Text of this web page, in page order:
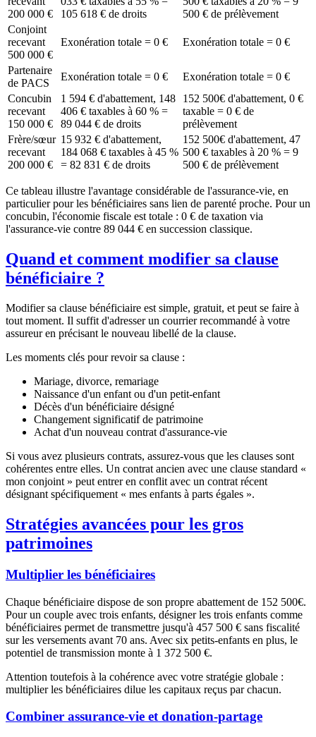
200 000 €
105 618 € de droits
500 € de prélèvement
Conjoint
recevant
500 000 €
Exonération totale = 0 € Exonération totale = 0 €
Partenaire
de PACS
Exonération totale = 0 €
Exonération totale = 0 €
Concubin
recevant
150 000 €
1 594 € d'abattement, 148
406 € taxables à 60 % =
89 044 € de droits
152 500€ d'abattement, 0 €
taxable = 0 € de
prélèvement
Frère/sœur
recevant
200 000 €
15 932 € d'abattement,
184 068 € taxables à 45 %
= 82 831 € de droits
152 500€ d'abattement, 47
500 € taxables à 20 % = 9
500 € de prélèvement
Ce tableau illustre l'avantage considérable de l'assurance-vie, en
particulier pour les bénéficiaires sans lien de parenté proche. Pour un
concubin, l'économie fiscale est totale : 0 € de taxation via
l'assurance-vie contre 89 044 € en succession classique.
Quand et comment modifier sa clause
bénéficiaire ?
Modifier sa clause bénéficiaire est simple, gratuit, et peut se faire à
tout moment. Il suffit d'adresser un courrier recommandé à votre
assureur en précisant le nouveau libellé de la clause.
Les moments clés pour revoir sa clause :
Mariage, divorce, remariage
Naissance d'un enfant ou d'un petit-enfant
Décès d'un bénéficiaire désigné
Changement significatif de patrimoine
Achat d'un nouveau contrat d'assurance-vie
Si vous avez plusieurs contrats, assurez-vous que les clauses sont
cohérentes entre elles. Un contrat ancien avec une clause standard «
mon conjoint » peut entrer en conflit avec un contrat récent
désignant spécifiquement « mes enfants à parts égales ».
Stratégies avancées pour les gros
patrimoines
Multiplier les bénéficiaires
Chaque bénéficiaire dispose de son propre abattement de 152 500€.
Pour un couple avec trois enfants, désigner les trois enfants comme
bénéficiaires permet de transmettre jusqu'à 457 500 € sans fiscalité
sur les versements avant 70 ans. Avec six petits-enfants en plus, le
potentiel de transmission monte à 1 372 500 €.
Attention toutefois à la cohérence avec votre stratégie globale :
multiplier les bénéficiaires dilue les capitaux reçus par chacun.
Combiner assurance-vie et donation-partage